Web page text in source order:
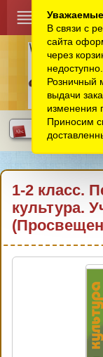
1-2 класс.
культура.
В связи с
сайта
через
недоступно.
Розничный
выдачи
изменения
Приносим